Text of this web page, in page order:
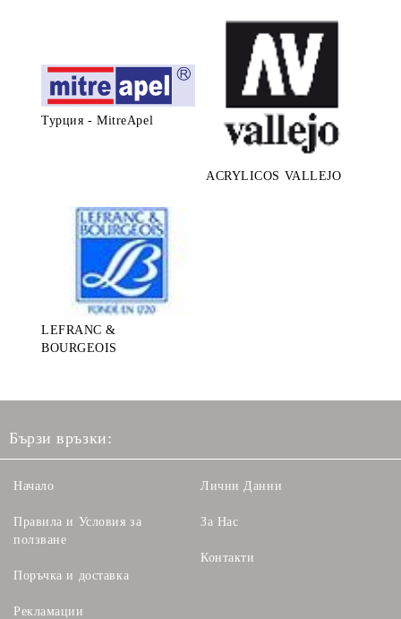
Турция - MitreApel
ACRYLICOS VALLEJO
LEFRANC &
BOURGEOIS
Бързи връзки:
Начало
Правила и Условия за
ползване
Поръчка и доставка
Рекламации
Лични Данни
За Нас
Контакти